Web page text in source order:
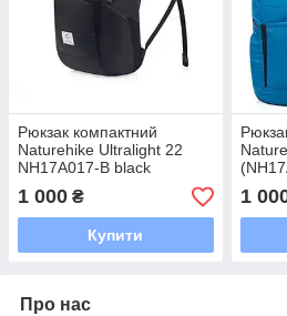
Рюкзак компактний
Naturehike Ultralight 22
NH17A017-B black
1 000 ₴
Купити
1
Про нас